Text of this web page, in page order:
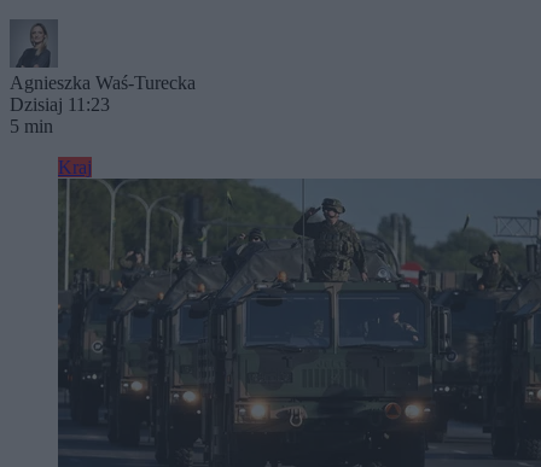
Agnieszka Waś-Turecka
Dzisiaj 11:23
5 min
Kraj